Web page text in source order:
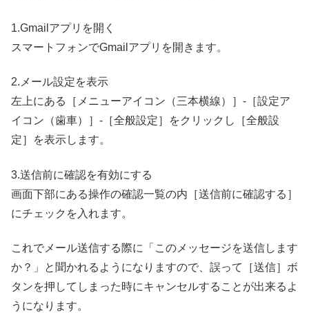
1.Gmailアプリを開く
スマートフォンでGmailアプリを開きます。
2.メール設定を表示
左上にある［メニューアイコン（三本横線）］-［設定ア
イコン（歯車）］-［全般設定］をクリックし［全般設
定］を表示します。
3.送信前に確認を有効にする
画面下部にある操作の確認一覧の内［送信前に確認する］
にチェックを入れます。
これでメール送信する際に「このメッセージを送信します
か？」と聞かれるようになりますので、誤って［送信］ボ
タンを押してしまった時にキャンセルすることが出来るよ
うになります。